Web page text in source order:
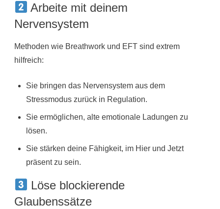
Arbeite mit deinem
Nervensystem
Methoden wie Breathwork und EFT sind extrem
hilfreich:
Sie bringen das Nervensystem aus dem
Stressmodus zurück in Regulation.
Sie ermöglichen, alte emotionale Ladungen zu
lösen.
Sie stärken deine Fähigkeit, im Hier und Jetzt
präsent zu sein.
Löse blockierende
Glaubenssätze